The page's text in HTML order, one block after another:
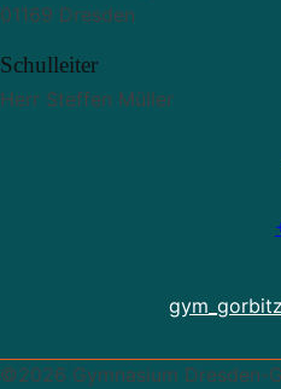
01169 Dresden
Schulleiter
Herr Steffen Müller
©2026 Gymnasium Dresden-